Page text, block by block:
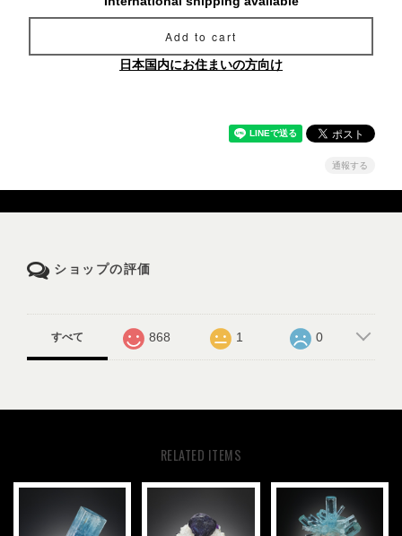
Add to cart
日本国内にお住まいの方向け
通報する
ショップの評価
すべて 868 1 0
RELATED ITEMS